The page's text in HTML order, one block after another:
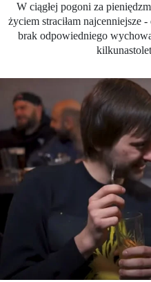
W ciągłej pogoni za
życiem straciłam najcenniejsze
brak odpowiedniego